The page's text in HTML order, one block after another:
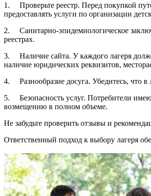
1. Проверьте реестр. Перед покупкой
предоставлять услуги по организации
2. Санитарно-эпидемиологическое
реестрах.
3. Наличие сайта. У каждого лагеря
наличие юридических реквизитов,
4. Разнообразие досуга. Убедитесь, что в
5. Безопасность услуг. Потребители
возмещению в полном объеме.
Не забудьте проверить отзывы и
Ответственный подход к выбору лагеря